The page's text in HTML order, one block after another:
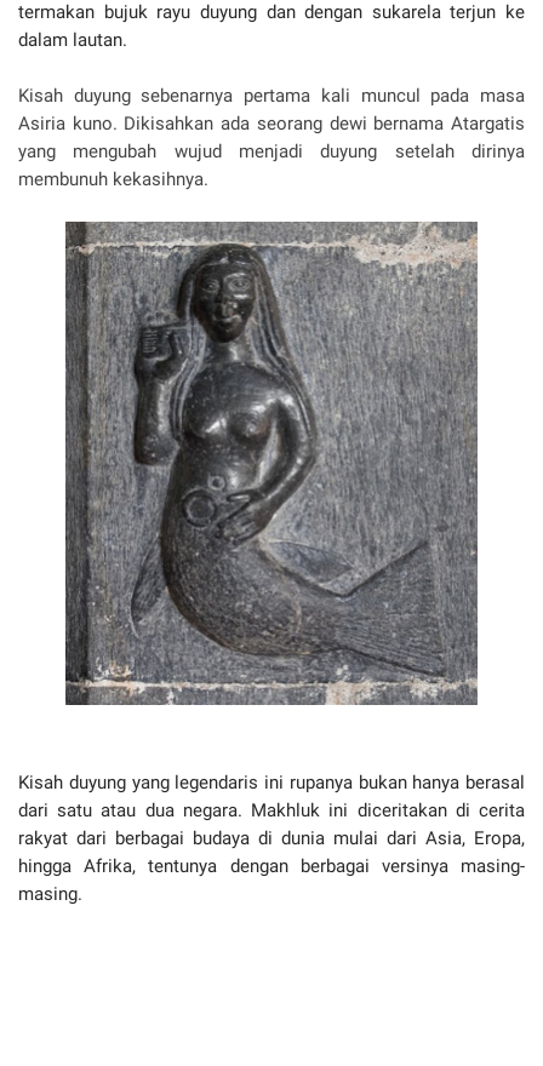
termakan bujuk rayu duyung dan dengan sukarela terjun ke
dalam lautan.
Kisah duyung sebenarnya pertama kali muncul pada masa
Asiria kuno. Dikisahkan ada seorang dewi bernama Atargatis
yang mengubah wujud menjadi duyung setelah dirinya
membunuh kekasihnya.
Kisah duyung yang legendaris ini rupanya bukan hanya berasal
dari satu atau dua negara. Makhluk ini diceritakan di cerita
rakyat dari berbagai budaya di dunia mulai dari Asia, Eropa,
hingga Afrika, tentunya dengan berbagai versinya masing-
masing.